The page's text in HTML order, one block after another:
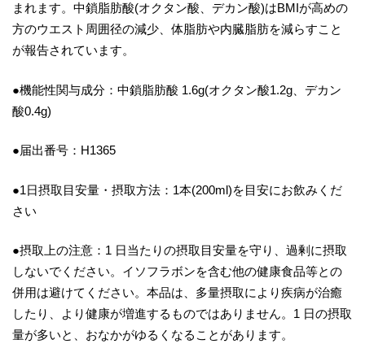
まれます。中鎖脂肪酸(オクタン酸、デカン酸)はBMIが高めの
方のウエスト周囲径の減少、体脂肪や内臓脂肪を減らすこと
が報告されています。
●機能性関与成分：中鎖脂肪酸 1.6g(オクタン酸1.2g、デカン
酸0.4g)
●届出番号：H1365
●1日摂取目安量・摂取方法：1本(200ml)を目安にお飲みくだ
さい
●摂取上の注意：1 日当たりの摂取目安量を守り、過剰に摂取
しないでください。イソフラボンを含む他の健康食品等との
併用は避けてください。本品は、多量摂取により疾病が治癒
したり、より健康が増進するものではありません。1 日の摂取
量が多いと、おなかがゆるくなることがあります。